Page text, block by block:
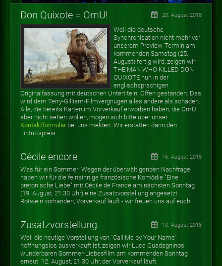
Don Quixote = OmU! 20. August 2018
Weil die deutsche
Synchronisation nicht mehr vor
unserem Preview-Termin am
kommenden Samstag (25.
August) fertig wird, zeigen wir
THE MAN WHO KILLED DON
QUIXOTE nun in der
englischsprachigen
Originalfassung mit deutschen Untertiteln. Offen gestanden: Das
wird dem Terry-Gilliam-Filmvergnügen alles andere als schaden.
Alle, die bereits Karten im Vorverkauf erworben haben, die OmU
aber nicht sehen wollen, mögen sich bitte über unser
Kontaktformularbei uns melden. Wir erstatten dann den
Eintrittspreis.
Cécile encore 16. August 2018
Was für ein Sommer! Wegen der überwältigenden Nachfrage
haben wir für die feinsinnige französische Komödie "Eine
bretonische Liebe" mit Cécile de France am nächsten Sonntag
(19. August, 21:30 Uhr) eine Zusatzvorstellung angesetzt.
Rotwein vorhanden, Vorverkauf läuft - wir freuen uns auf euch.
Zusatzvorstellung 10. August 2018
Weil die heutige Vorstellung von "Call Me by Your Name"
hoffnungslos ausverkauft ist, zeigen wir Luca Guadagninos
wunderbaren Sommer-Liebesfilm am kommenden Sonntag
erneut: 12. August, 21:30 Uhr, der Vorverkauf läuft.